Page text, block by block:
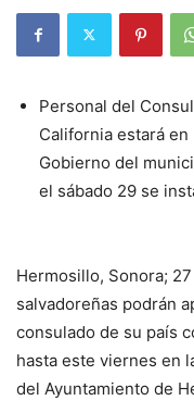
Personal del
California estará
Gobierno del
el sábado 29 se
Hermosillo, Sonora;
salvadoreñas podrán
consulado de su país
hasta este viernes en
del Ayuntamiento de